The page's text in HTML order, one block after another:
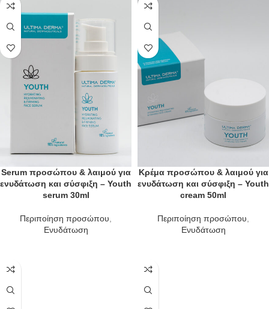
Serum προσώπου & λαιμού για
ενυδάτωση και σύσφιξη – Youth
serum 30ml
Περιποίηση προσώπου
Ενυδάτωση
Κρέμα προσώπου & λαιμού για
ενυδάτωση και σύσφιξη – Youth
cream 50ml
Περιποίηση προσώπου
Ενυδάτωση